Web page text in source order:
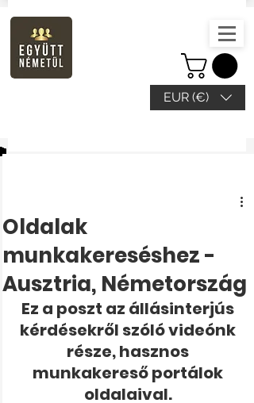
EUR (€)
Oldalak
munkakereséshez -
Ausztria, Németország
Ez a poszt az állásinterjús
kérdésekről szóló videónk
része, hasznos
munkakereső portálok
oldalaival.